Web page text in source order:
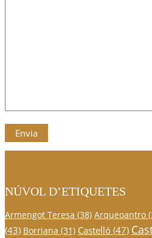
NÚVOL D’ETIQUETES
Armengot Teresa (38) Arqueoantro
(43) Borriana (31) Castelló (47)